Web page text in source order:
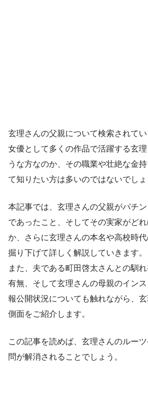
玄理さんの父親について検索されてい
女優として多くの作品で活躍する玄
うな方なのか、その職業や壮絶な金
て知りたい方は多いのではないでしょ
本記事では、玄理さんの父親がパチ
であったこと、そしてその実家がど
か、さらに玄理さんの本名や高校時
掘り下げて詳しく解説していきます。
また、夫である町田啓太さんとの馴
有無、そして玄理さんの母親のイン
報公開状況についても触れながら、
側面をご紹介します。
この記事を読めば、玄理さんのルー
問が解消されることでしょう。